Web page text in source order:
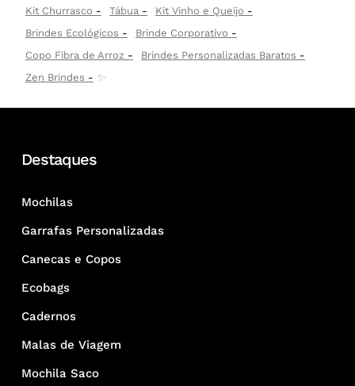
Kit Churrasco
Tábua
Kit Vinho e Queijo
Brindes Ecológicos
Brinde Corporativo
Copo Fibra de Arroz
Brindes Personalizadas Baratos
Zen Brindes
✨
Destaques
Mochilas
Garrafas Personalizadas
Canecas e Copos
Ecobags
Cadernos
Malas de Viagem
Mochila Saco